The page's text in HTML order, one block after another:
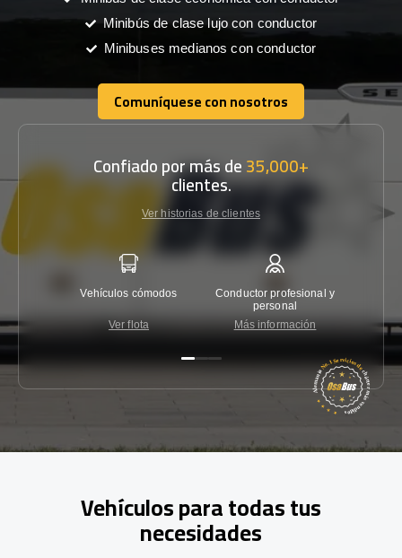
Minibús de clase lujo con conductor
Minibuses medianos con conductor
Comuníquese con nosotros
Comuníquese con nosotros
Confiado por más de35,000+
clientes.
Ver historias de clientes
Vehículos cómodos
Ver flota
Conductor profesional y
personal
Más información
Vehículos para todas tus
necesidades